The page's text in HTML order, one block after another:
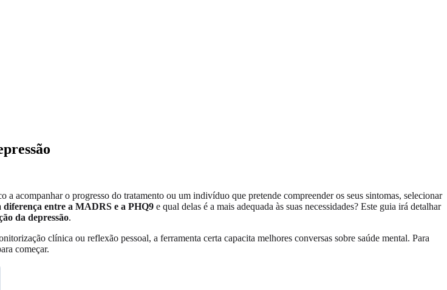
acompanhar o progresso do tratamento ou um indivíduo que pretende compreender os seus sintomas, selecionar
diferença entre a MADRS e a PHQ9 e qual delas é a mais adequada às suas necessidades? Este guia irá detalhar
da depressão.
clínica ou reflexão pessoal, a ferramenta certa capacita melhores conversas sobre saúde mental. Para
começar.